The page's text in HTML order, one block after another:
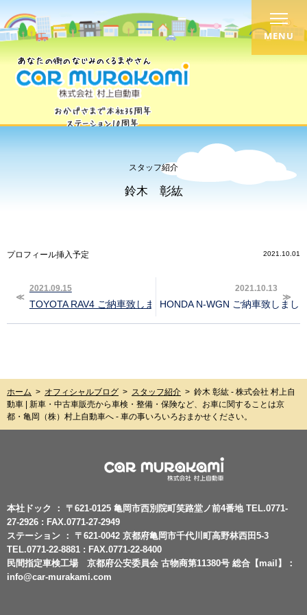
MENU
スタッフ紹介
鈴木 彰紘
2021.10.01
プロフィール挿入予定
2021.09.15
TOYOTA RAV4 ご納車致しました‼︎
2021.10.13
HONDA N-WGN ご納車致しまし
ホーム > オフィシャルブログ > スタッフ紹介 > 鈴木 彰紘 - 株式会社 村上自
動車 | 新車・中古車販売から車検・整備・保険など、お車に関することは京
都・亀岡（株）村上自動車へ - 車の事いろいろおまかせください。
本社ドック ： 〒621-0125 亀岡市西別院町笑路堂ノ前4番地 TEL.0771-
27-2926 : FAX.0771-27-2949
ステーション ： 〒621-0042 京都府亀岡市千代川町高野林西田5-3
TEL.0771-22-8881 : FAX.0771-22-8400
民間指定車検工場 京都府公安委員会 古物商第11380号 総合【mail】：
info@car-murakami.com